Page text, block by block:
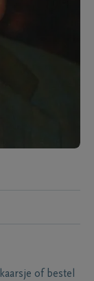
of bestel